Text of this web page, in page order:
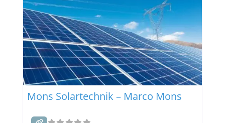
maßgeschneiderte Lösungen aus einer Hand –
von der Planung über die Umsetzung
Mons Solartechnik – Marco Mons